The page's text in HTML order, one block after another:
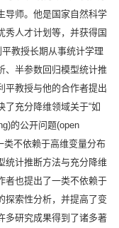
导师。他是国家自然科学
秀人才计划等，并获得国
教授长期从事统计学理
、半参数回归模型统计推
平教授与他的合作者提出
充分降维领域关于“如
的公开问题(open
类不依赖于高维变量分布
统计推断方法与充分降维
者也提出了一类不依赖于
探索性分析，并提高了变
多研究成果得到了诸多著